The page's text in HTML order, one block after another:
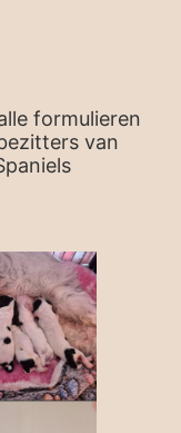
formulieren
van